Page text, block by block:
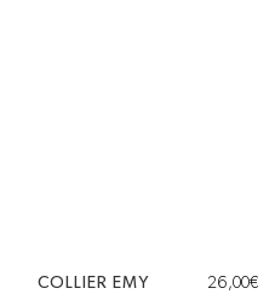
COLLIER EMY 26,00€